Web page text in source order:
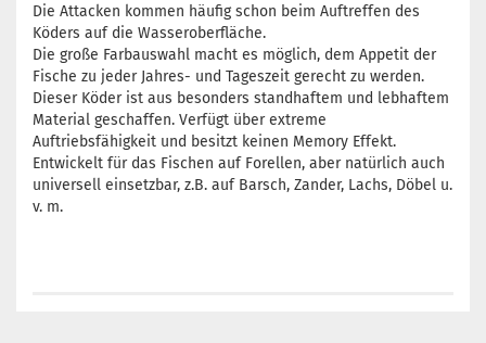
Die Attacken kommen häufig schon beim Auftreffen des
Köders auf die Wasseroberfläche.
Die große Farbauswahl macht es möglich, dem Appetit der
Fische zu jeder Jahres- und Tageszeit gerecht zu werden.
Dieser Köder ist aus besonders standhaftem und lebhaftem
Material geschaffen. Verfügt über extreme
Auftriebsfähigkeit und besitzt keinen Memory Effekt.
Entwickelt für das Fischen auf Forellen, aber natürlich auch
universell einsetzbar, z.B. auf Barsch, Zander, Lachs, Döbel u.
v. m.